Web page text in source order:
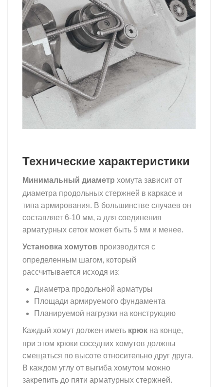
Технические характеристики
Минимальный диаметр хомута зависит от
диаметра продольных стержней в каркасе и
типа армирования. В большинстве случаев он
составляет 6-10 мм, а для соединения
арматурных сеток может быть 5 мм и менее.
Установка хомутов производится с
определенным шагом, который
рассчитывается исходя из:
Диаметра продольной арматуры
Площади армируемого фундамента
Планируемой нагрузки на конструкцию
Каждый хомут должен иметь крюк на конце,
при этом крюки соседних хомутов должны
смещаться по высоте относительно друг друга.
В каждом углу от выгиба хомутом можно
закрепить до пяти арматурных стержней.